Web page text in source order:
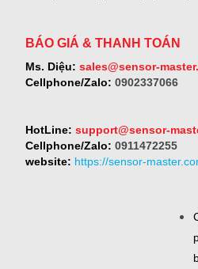
BÁO GIÁ & THANH TOÁN
Ms. Diệu: sales@sensor-
Cellphone/Zalo: 0902337066
HotLine: support@sensor-
Cellphone/Zalo: 0911472255
website: https://sensor-